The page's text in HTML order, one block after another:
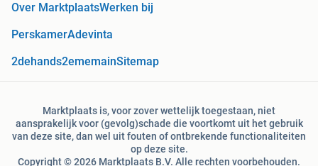
Over MarktplaatsWerken bij
PerskamerAdevinta
2dehands2ememainSitemap
Marktplaats is, voor zover wettelijk toegestaan, niet
aansprakelijk voor (gevolg)schade die voortkomt uit het gebruik
van deze site, dan wel uit fouten of ontbrekende functionaliteiten
op deze site.
Copyright © 2026 Marktplaats B.V. Alle rechten voorbehouden.